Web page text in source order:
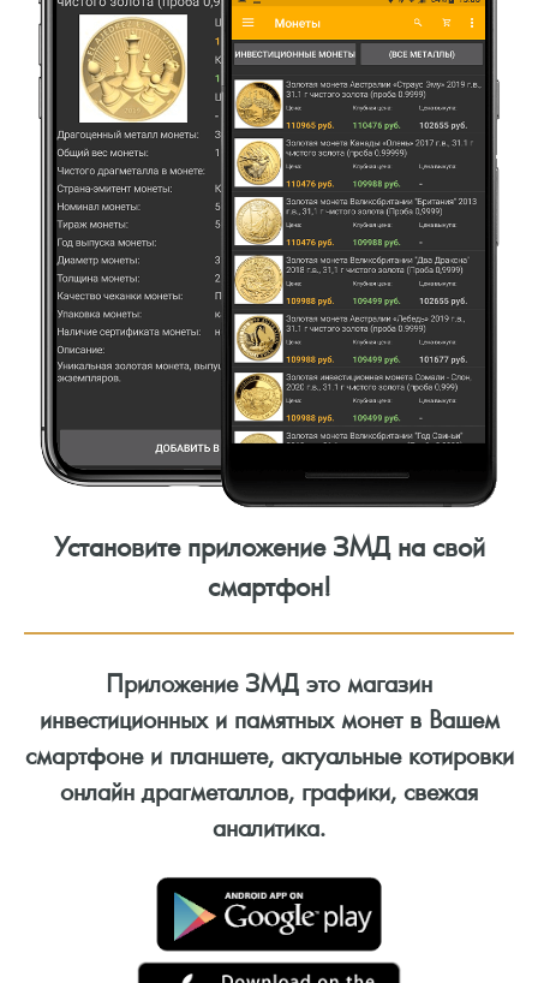
Установите приложение ЗМД на свой
смартфон!
Приложение ЗМД это магазин
инвестиционных и памятных монет в Вашем
смартфоне и планшете, актуальные котировки
онлайн драгметаллов, графики, свежая
аналитика.